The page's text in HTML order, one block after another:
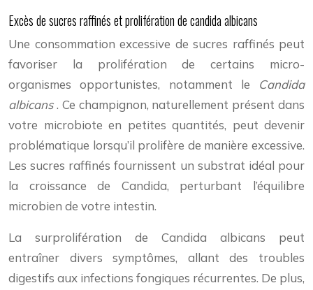
Excès de sucres raffinés et prolifération de candida albicans
Une consommation excessive de sucres raffinés peut
favoriser la prolifération de certains micro-
organismes opportunistes, notamment le Candida
albicans. Ce champignon, naturellement présent dans
votre microbiote en petites quantités, peut devenir
problématique lorsqu’il prolifère de manière excessive.
Les sucres raffinés fournissent un substrat idéal pour
la croissance de Candida, perturbant l’équilibre
microbien de votre intestin.
La surprolifération de Candida albicans peut
entraîner divers symptômes, allant des troubles
digestifs aux infections fongiques récurrentes. De plus,